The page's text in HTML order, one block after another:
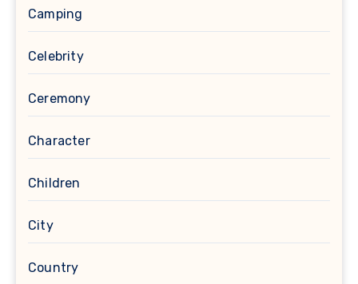
Camping
Celebrity
Ceremony
Character
Children
City
Country